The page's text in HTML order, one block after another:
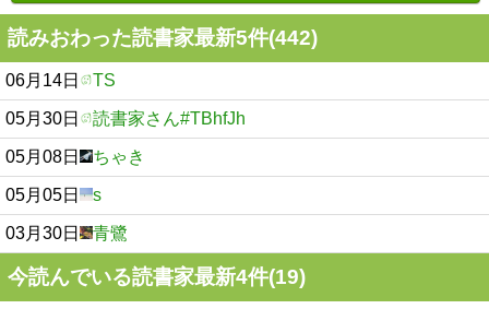
読みおわった読書家最新5件(442)
06月14日 TS
05月30日 読書家さん#TBhfJh
05月08日 ちゃき
05月05日 s
03月30日 青鷺
今読んでいる読書家最新4件(19)